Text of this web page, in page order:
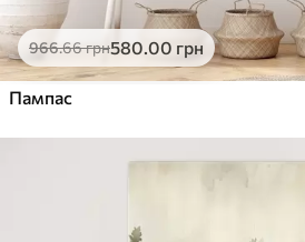
966.66грн580.00 грн
Пампас